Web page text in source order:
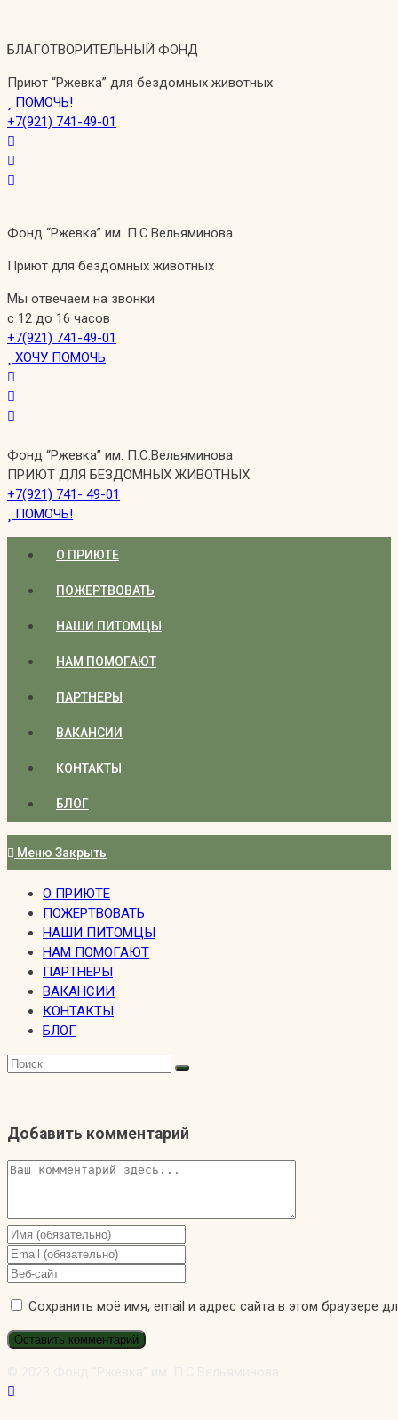
содержимому
БЛАГОТВОРИТЕЛЬНЫЙ ФОНД
Приют “Ржевка” для бездомных животных
ПОМОЧЬ!
+7(921) 741-49-01
Фонд “Ржевка” им. П.С.Вельяминова
Приют для бездомных животных
Мы отвечаем на звонки
с 12 до 16 часов
+7(921) 741-49-01
ХОЧУ ПОМОЧЬ
Фонд “Ржевка” им. П.С.Вельяминова
ПРИЮТ ДЛЯ БЕЗДОМНЫХ ЖИВОТНЫХ
+7(921) 741- 49-01
ПОМОЧЬ!
О ПРИЮТЕ
ПОЖЕРТВОВАТЬ
НАШИ ПИТОМЦЫ
НАМ ПОМОГАЮТ
ПАРТНЕРЫ
ВАКАНСИИ
КОНТАКТЫ
БЛОГ
Меню Закрыть
О ПРИЮТЕ
ПОЖЕРТВОВАТЬ
НАШИ ПИТОМЦЫ
НАМ ПОМОГАЮТ
ПАРТНЕРЫ
ВАКАНСИИ
КОНТАКТЫ
БЛОГ
Добавить комментарий
Комментарий
Введите
свое
имя
имя
пользователя,
чтобы
Введите
свой
адрес,
чтобы
прокомментировать
Введите
вашего
веб-
сайта
Сохранить моё имя, email и адрес сайта в этом браузере